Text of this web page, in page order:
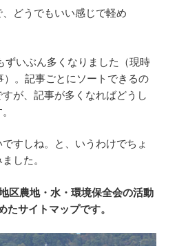
どうでもいい感じで軽め
ずいぶん多くなりました（現時
）。記事ごとにソートできるの
が、記事が多くなればどうし
すしね。と、いうわけでちょ
した。
区農地・水・環境保全会の活動
たサイトマップです。